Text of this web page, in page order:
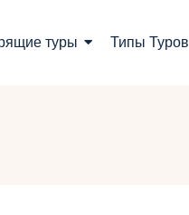
туры Типы Туров